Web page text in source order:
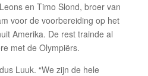
en Timo Slond, broer van
voor de voorbereiding op het
Amerika. De rest trainde al
met de Olympiërs.
Luuk. “We zijn de hele